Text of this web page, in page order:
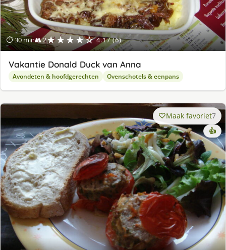
⏱ 30 min👥 2★★★★☆ 4.17 (6)
Vakantie Donald Duck van Anna
Avondeten & hoofdgerechten Ovenschotels & eenpans
Maak favoriet7
👍